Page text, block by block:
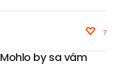
7
Mohlo by sa vám